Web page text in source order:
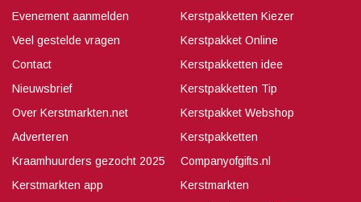
Evenement aanmelden
Veel gestelde vragen
Contact
Nieuwsbrief
Over Kerstmarkten.net
Adverteren
Kraamhuurders gezocht 2025
Kerstmarkten app
Kerstpakketten Kiezer
Kerstpakket Online
Kerstpakketten idee
Kerstpakketten Tip
Kerstpakket Webshop
Kerstpakketten
Companyofgifts.nl
Kerstmarkten